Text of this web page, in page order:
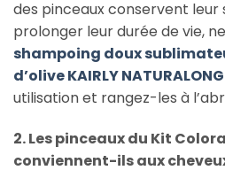
des pinceaux conservent leur
prolonger leur durée de vie,
shampoing doux
d’olive KAIRLY NATURALONG
utilisation et rangez-les à
2. Les pinceaux du Kit
conviennent-ils aux